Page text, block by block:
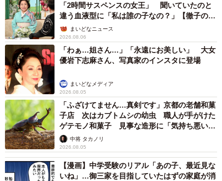
「2時間サスペンスの女王」 聞いていたのと
違う血液型に「私は誰の子なの？」【徹子の部
屋】まいどなニュース
2026.08.06
「わぁ…姐さん…」「永遠にお美しい」 大女
優岩下志麻さん、写真家のインスタに登場
まいどなメディア
2026.08.05
「ふざけてません…真剣です」京都の老舗和菓
子店 次はカブトムシの幼虫 職人が手がけた
ゲテモノ和菓子 見事な造形に「気持ち悪いく
らいリアル」
中将 タカノリ
2026.08.05
【漫画】中学受験のリアル「あの子、最近見な
いね」…御三家を目指していたはずの家庭が消